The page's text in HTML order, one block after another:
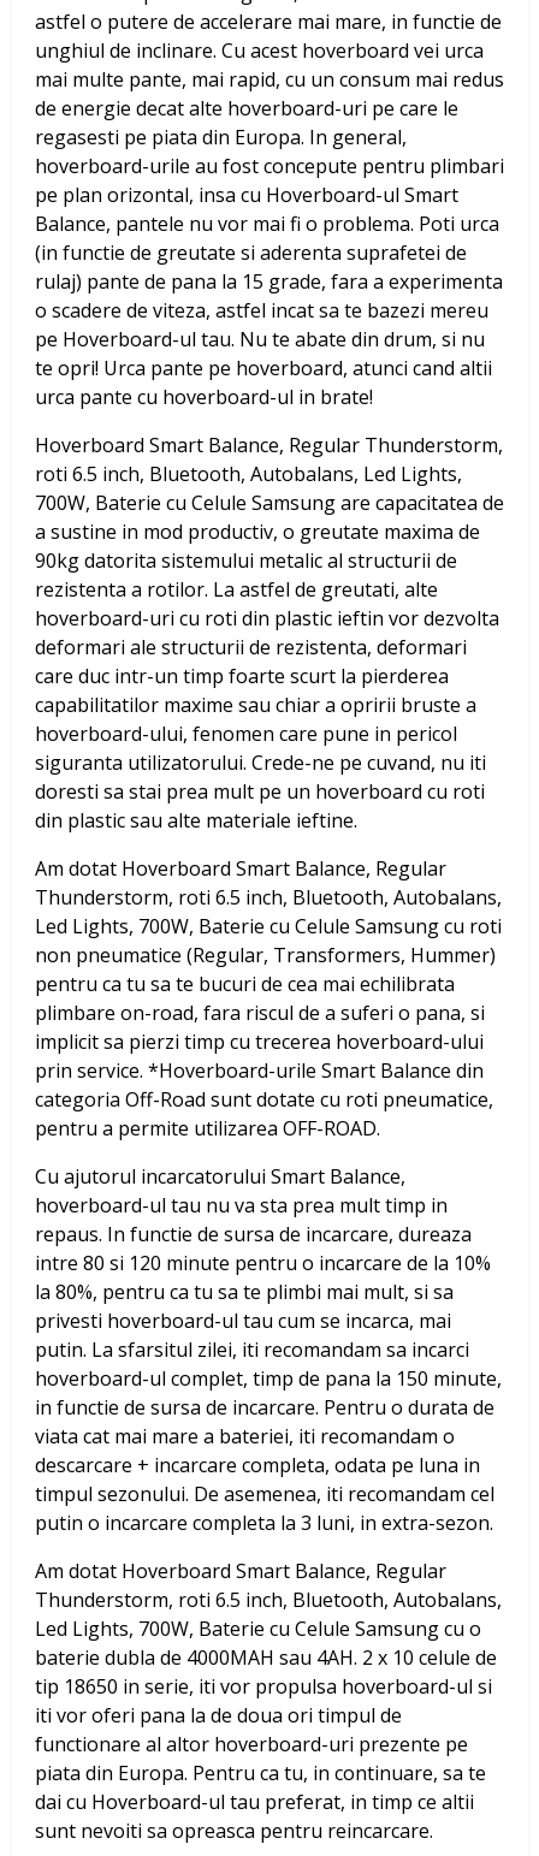
astfel o putere de accelerare mai mare, in functie de
unghiul de inclinare. Cu acest hoverboard vei urca
mai multe pante, mai rapid, cu un consum mai redus
de energie decat alte hoverboard-uri pe care le
regasesti pe piata din Europa. In general,
hoverboard-urile au fost concepute pentru plimbari
pe plan orizontal, insa cu Hoverboard-ul Smart
Balance, pantele nu vor mai fi o problema. Poti urca
(in functie de greutate si aderenta suprafetei de
rulaj) pante de pana la 15 grade, fara a experimenta
o scadere de viteza, astfel incat sa te bazezi mereu
pe Hoverboard-ul tau. Nu te abate din drum, si nu
te opri! Urca pante pe hoverboard, atunci cand altii
urca pante cu hoverboard-ul in brate!
Hoverboard Smart Balance, Regular Thunderstorm,
roti 6.5 inch, Bluetooth, Autobalans, Led Lights,
700W, Baterie cu Celule Samsungare capacitatea de
a sustine in mod productiv, o greutate maxima de
90kg datorita sistemului metalic al structurii de
rezistenta a rotilor. La astfel de greutati, alte
hoverboard-uri cu roti din plastic ieftin vor dezvolta
deformari ale structurii de rezistenta, deformari
care duc intr-un timp foarte scurt la pierderea
capabilitatilor maxime sau chiar a opririi bruste a
hoverboard-ului, fenomen care pune in pericol
siguranta utilizatorului. Crede-ne pe cuvand, nu iti
doresti sa stai prea mult pe un hoverboard cu roti
din plastic sau alte materiale ieftine.
Am dotat Hoverboard Smart Balance, Regular
Thunderstorm, roti 6.5 inch, Bluetooth, Autobalans,
Led Lights, 700W, Baterie cu Celule Samsungcu roti
non pneumatice (Regular, Transformers, Hummer)
pentru ca tu sa te bucuri de cea mai echilibrata
plimbare on-road, fara riscul de a suferi o pana, si
implicit sa pierzi timp cu trecerea hoverboard-ului
prin service. *Hoverboard-urile Smart Balance din
categoria Off-Road sunt dotate cu roti pneumatice,
pentru a permite utilizarea OFF-ROAD.
Cu ajutorul incarcatorului Smart Balance,
hoverboard-ul tau nu va sta prea mult timp in
repaus. In functie de sursa de incarcare, dureaza
intre 80 si 120 minute pentru o incarcare de la 10%
la 80%, pentru ca tu sa te plimbi mai mult, si sa
privesti hoverboard-ul tau cum se incarca, mai
putin. La sfarsitul zilei, iti recomandam sa incarci
hoverboard-ul complet, timp de pana la 150 minute,
in functie de sursa de incarcare. Pentru o durata de
viata cat mai mare a bateriei, iti recomandam o
descarcare + incarcare completa, odata pe luna in
timpul sezonului. De asemenea, iti recomandam cel
putin o incarcare completa la 3 luni, in extra-sezon.
Am dotat Hoverboard Smart Balance, Regular
Thunderstorm, roti 6.5 inch, Bluetooth, Autobalans,
Led Lights, 700W, Baterie cu Celule Samsungcu o
baterie dubla de 4000MAH sau 4AH. 2 x 10 celule de
tip 18650 in serie, iti vor propulsa hoverboard-ul si
iti vor oferi pana la de doua ori timpul de
functionare al altor hoverboard-uri prezente pe
piata din Europa. Pentru ca tu, in continuare, sa te
dai cu Hoverboard-ul tau preferat, in timp ce altii
sunt nevoiti sa opreasca pentru reincarcare.